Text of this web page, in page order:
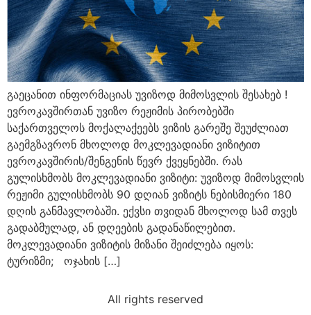
გაეცანით ინფორმაციას უვიზოდ მიმოსვლის შესახებ !
ევროკავშირთან უვიზო რეჟიმის პირობებში
საქართველოს მოქალაქეებს ვიზის გარეშე შეუძლიათ
გაემგზავრონ მხოლოდ მოკლევადიანი ვიზიტით
ევროკავშირის/შენგენის წევრ ქვეყნებში. რას
გულისხმობს მოკლევადიანი ვიზიტი: უვიზოდ მიმოსვლის
რეჟიმი გულისხმობს 90 დღიან ვიზიტს ნებისმიერი 180
დღის განმავლობაში. ექვსი თვიდან მხოლოდ სამ თვეს
გადაბმულად, ან დღეების გადანაწილებით.
მოკლევადიანი ვიზიტის მიზანი შეიძლება იყოს:
ტურიზმი; ოჯახის […]
All rights reserved